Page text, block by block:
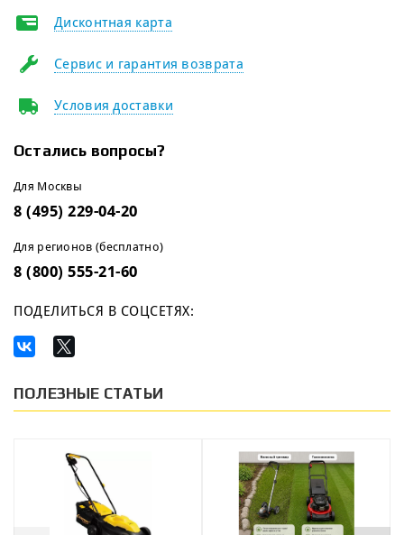
Дисконтная карта
Сервис и гарантия возврата
Условия доставки
Остались вопросы?
Для Москвы
8 (495) 229-04-20
Для регионов (бесплатно)
8 (800) 555-21-60
ПОДЕЛИТЬСЯ В СОЦСЕТЯХ:
ПОЛЕЗНЫЕ СТАТЬИ